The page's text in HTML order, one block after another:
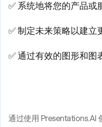
✅ 系统地将您的产品或
✅ 制定未来策略以建立
✅ 通过有效的图形和图
通过使用 Presentations.AI